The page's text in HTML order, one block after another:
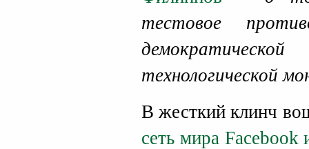
тестовое
технологической
В жесткий клинч
сеть мира Facebook